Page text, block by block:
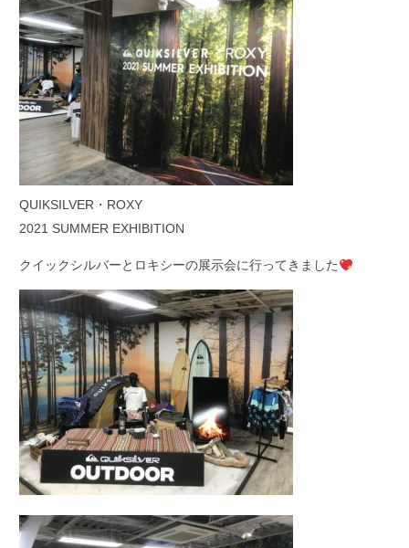
QUIKSILVER・ROXY
2021 SUMMER EXHIBITION
クイックシルバーとロキシーの展示会に行ってきました